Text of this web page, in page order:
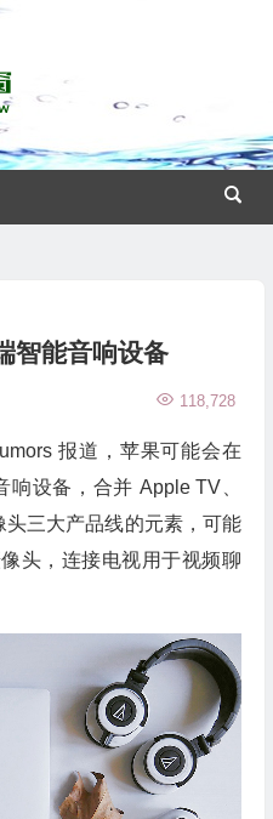
智能音响设备
118,728
报道，苹果可能会在
设备，合并 Apple TV、
头三大产品线的元素，可能
头，连接电视用于视频聊